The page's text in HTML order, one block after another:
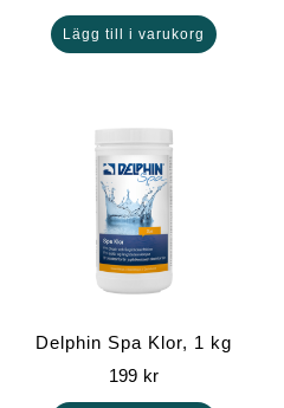
Lägg till i varukorg
Delphin Spa Klor, 1 kg
199 kr